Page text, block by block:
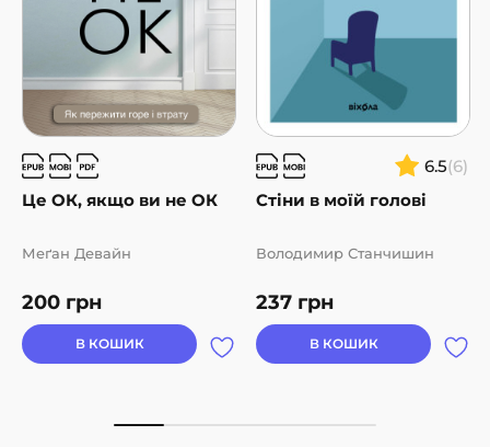
Це ОК, якщо ви не ОК
200 грн
Меґан Девайн
В КОШИК
6.5(6)
Стіни в моїй голові
237 грн
Володимир Станчишин
В КОШИК